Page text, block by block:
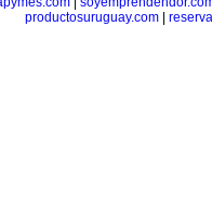
productosuruguay.com|